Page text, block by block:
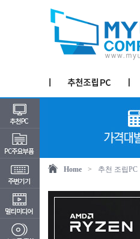
Home > 추천 조립PC